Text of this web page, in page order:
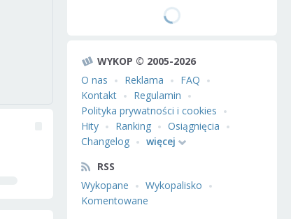
WYKOP © 2005-2026
O nas
Reklama
FAQ
Kontakt
Regulamin
Polityka prywatności i cookies
Hity
Ranking
Osiągnięcia
Changelog
więcej
RSS
Wykopane
Wykopalisko
Komentowane